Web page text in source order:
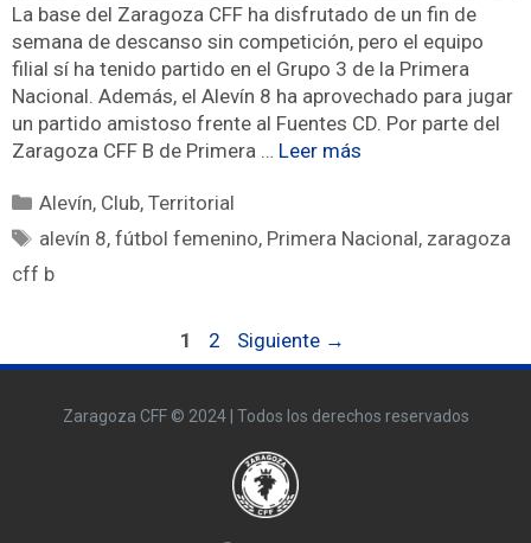
La base del Zaragoza CFF ha disfrutado de un fin de
semana de descanso sin competición, pero el equipo
filial sí ha tenido partido en el Grupo 3 de la Primera
Nacional. Además, el Alevín 8 ha aprovechado para jugar
un partido amistoso frente al Fuentes CD. Por parte del
Zaragoza CFF B de Primera … Leer más
Alevín, Club,Territorial
alevín 8,fútbol femenino, Primera Nacional, zaragoza
cff b
1 2 Siguiente →
Zaragoza CFF © 2024 | Todos los derechos reservados